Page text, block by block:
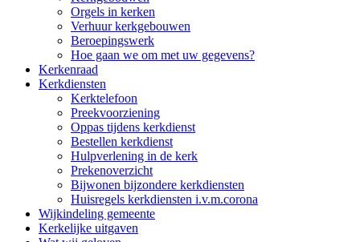
Orgels in kerken
Verhuur kerkgebouwen
Beroepingswerk
Hoe gaan we om met uw gegevens?
Kerkenraad
Kerkdiensten
Kerktelefoon
Preekvoorziening
Oppas tijdens kerkdienst
Bestellen kerkdienst
Hulpverlening in de kerk
Prekenoverzicht
Bijwonen bijzondere kerkdiensten
Huisregels kerkdiensten i.v.m.corona
Wijkindeling gemeente
Kerkelijke uitgaven